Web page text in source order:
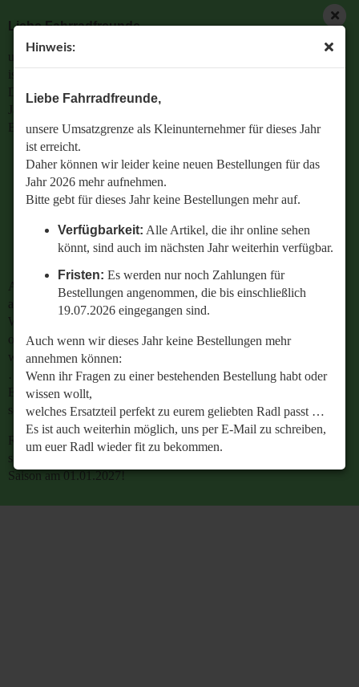
Hinweis:
Liebe Fahrradfreunde,
unsere Umsatzgrenze als Kleinunternehmer für dieses Jahr
ist erreicht.
Daher können wir leider keine neuen Bestellungen für das
Jahr 2026 mehr aufnehmen.
Bitte gebt für dieses Jahr keine Bestellungen mehr auf.
Verfügbarkeit: Alle Artikel, die ihr online sehen
könnt, sind auch im nächsten Jahr weiterhin verfügbar.
Fristen: Es werden nur noch Zahlungen für
Bestellungen angenommen, die bis einschließlich
19.07.2026 eingegangen sind.
Auch wenn wir dieses Jahr keine Bestellungen mehr
annehmen können:
Wenn ihr Fragen zu einer bestehenden Bestellung habt oder
wissen wollt,
welches Ersatzteil perfekt zu eurem geliebten Radl passt …
Es ist auch weiterhin möglich, uns per E-Mail zu schreiben,
um euer Radl wieder fit zu bekommen.
Retrobike wünscht euch eine gesunde Radlzeit und freut
Liebe Fahrradfreunde,
unsere Umsatzgrenze als Kleinunternehmer für dieses Jahr
ist erreicht.
Daher können wir leider keine neuen Bestellungen für das
Jahr 2026 mehr aufnehmen.
Bitte gebt für dieses Jahr keine Bestellungen mehr auf.
Verfügbarkeit: Alle Artikel, die ihr online sehen
könnt, sind auch im nächsten Jahr weiterhin
verfügbar.
Bestellungen angenommen, die bis einschließlich
19.07.2026 eingegangen sind.
Auch wenn wir dieses Jahr keine Bestellungen mehr
annehmen können:
Wenn ihr Fragen zu einer bestehenden Bestellung habt
oder wissen wollt,
welches Ersatzteil perfekt zu eurem geliebten Radl passt
…
Es ist auch weiterhin möglich, uns per E-Mail zu
schreiben, um euer Radl wieder fit zu bekommen.
Retrobike wünscht euch eine gesunde Radlzeit und freut
sich schon jetzt auf den gemeinsamen Start in die neue
Saison am 01.01.2027!